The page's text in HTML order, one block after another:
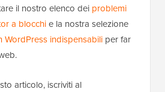
il nostro elenco dei problemi
a blocchie la nostra selezione
WordPress indispensabili per far
articolo, iscriviti al